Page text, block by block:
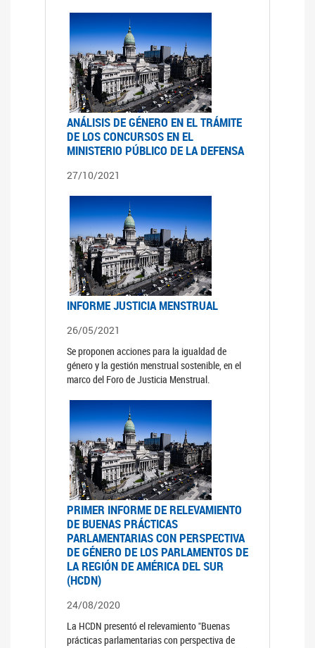
ANÁLISIS DE GÉNERO EN EL TRÁMITE
DE LOS CONCURSOS EN EL
MINISTERIO PÚBLICO DE LA DEFENSA
27/10/2021
INFORME JUSTICIA MENSTRUAL
26/05/2021
Se proponen acciones para la igualdad de
género y la gestión menstrual sostenible, en el
marco del Foro de Justicia Menstrual.
PRIMER INFORME DE RELEVAMIENTO
DE BUENAS PRÁCTICAS
PARLAMENTARIAS CON PERSPECTIVA
DE GÉNERO DE LOS PARLAMENTOS DE
LA REGIÓN DE AMÉRICA DEL SUR
(HCDN)
24/08/2020
La HCDN presentó el relevamiento "Buenas
prácticas parlamentarias con perspectiva de